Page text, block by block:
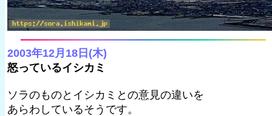
2003年12月18日(木)
怒っているイシカミ
ソラのものとイシカミとの意見の違いを
あらわしているそうです。